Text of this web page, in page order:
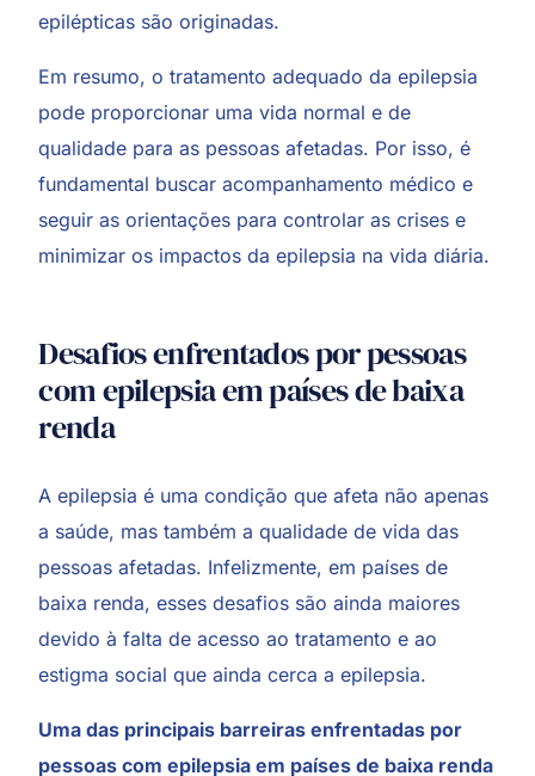
epilépticas são originadas.
Em resumo, o tratamento adequado da epilepsia
pode proporcionar uma vida normal e de
qualidade para as pessoas afetadas. Por isso, é
fundamental buscar acompanhamento médico e
seguir as orientações para controlar as crises e
minimizar os impactos da epilepsia na vida diária.
Desafios enfrentados por pessoas
com epilepsia em países de baixa
renda
A epilepsia é uma condição que afeta não apenas
a saúde, mas também a qualidade de vida das
pessoas afetadas. Infelizmente, em países de
baixa renda, esses desafios são ainda maiores
devido à falta de acesso ao tratamento e ao
estigma social que ainda cerca a epilepsia.
Uma das principais barreiras enfrentadas por
pessoas com epilepsia em países de baixa renda